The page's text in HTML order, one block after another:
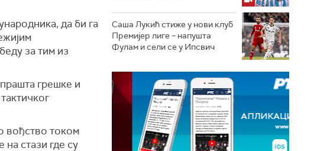
да би га
за тим из
грешке и
вођство током
на стази где су
Саша Лукић стиже у нови клуб
Премијер лиге – напушта
Фулам и сели се у Ипсвич